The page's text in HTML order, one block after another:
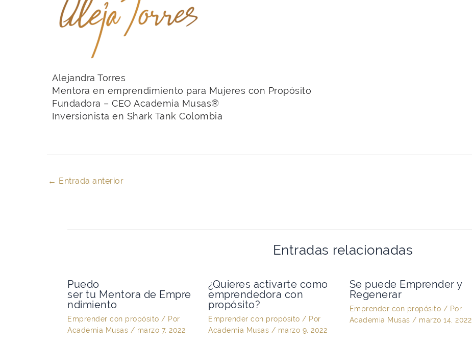
Alejandra Torres
Mentora en emprendimiento para Mujeres con Propósito
Fundadora – CEO Academia Musas®
Inversionista en Shark Tank Colombia
← Entrada anterior
Entradas relacionadas
Puedo
ser tu Mentora de Empre
ndimiento
Emprender con propósito / Por
Academia Musas / marzo 7, 2022
¿Quieres activarte como
emprendedora con
propósito?
Emprender con propósito / Por
Academia Musas / marzo 9, 2022
Se puede Emprender y
Regenerar
Emprender con propósito / Por
Academia Musas / marzo 14, 2022